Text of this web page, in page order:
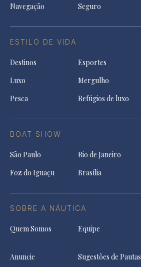
Navegação
Seguro
ESTILO DE VIDA
Destinos Esportes
Luxo
Mergulho
Pesca
Refúgios de luxo
BOAT SHOW
São Paulo Rio de Janeiro
Foz do Iguaçu
Brasília
SOBRE A NÁUTICA
Quem Somos Equipe
Anuncie
Sugestões de Pautas